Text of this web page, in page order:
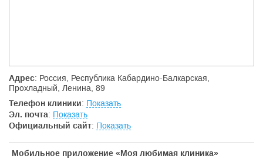
Адрес: Россия, Республика Кабардино-Балкарская,
Прохладный, Ленина, 89
Телефон клиники: Показать
Эл. почта: Показать
Официальный сайт: Показать
Мобильное приложение «Моя любимая клиника»